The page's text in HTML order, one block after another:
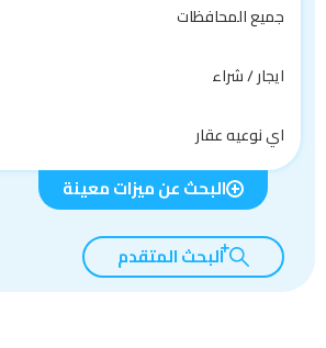
جميع المحافظات
ايجار / شراء
اي نوعيه عقار
البحث عن ميزات معينة
البحث المتقدم